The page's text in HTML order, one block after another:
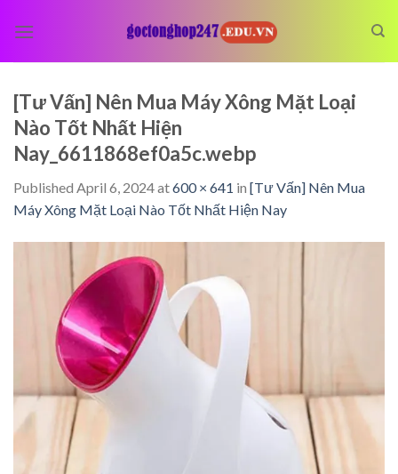
[Tư Vấn] Nên Mua Máy Xông Mặt Loại
Nào Tốt Nhất Hiện
Nay_6611868ef0a5c.webp
Published April 6, 2024at600 × 641 in [Tư Vấn] Nên Mua
Máy Xông Mặt Loại Nào Tốt Nhất Hiện Nay